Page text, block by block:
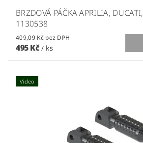
BRZDOVÁ PÁČKA APRILIA,
1130538
409,09 Kč bez DPH
495 Kč / ks
Video